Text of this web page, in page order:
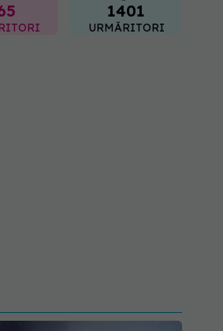
1401
URMĂRITORI